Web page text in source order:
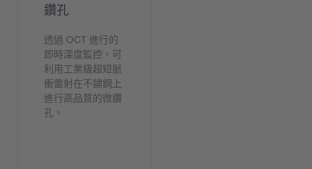
鑽孔
透過 OCT 進行的
即時深度監控，可
利用工業級超短脈
衝雷射在不鏽鋼上
進行高品質的微鑽
孔。